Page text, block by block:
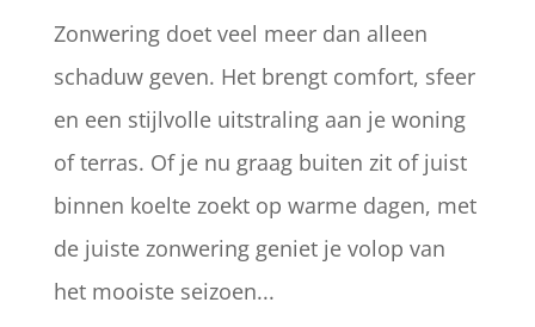
Zonwering doet veel meer dan alleen
schaduw geven. Het brengt comfort, sfeer
en een stijlvolle uitstraling aan je woning
of terras. Of je nu graag buiten zit of juist
binnen koelte zoekt op warme dagen, met
de juiste zonwering geniet je volop van
het mooiste seizoen...